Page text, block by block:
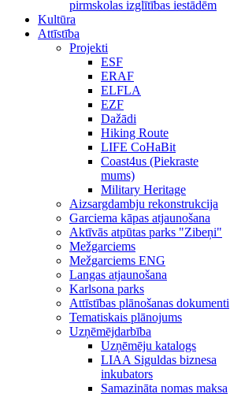
pirmskolas izglītības iestādēm
Kultūra
Attīstība
Projekti
ESF
ERAF
ELFLA
EZF
Dažādi
Hiking Route
LIFE CoHaBit
Coast4us (Piekraste
mums)
Military Heritage
Aizsargdambju rekonstrukcija
Garciema kāpas atjaunošana
Aktīvās atpūtas parks "Zibeņi"
Mežgarciems
Mežgarciems ENG
Langas atjaunošana
Karlsona parks
Attīstības plānošanas dokumenti
Tematiskais plānojums
Uzņēmējdarbība
Uzņēmēju katalogs
LIAA Siguldas biznesa
inkubators
Samazināta nomas maksa